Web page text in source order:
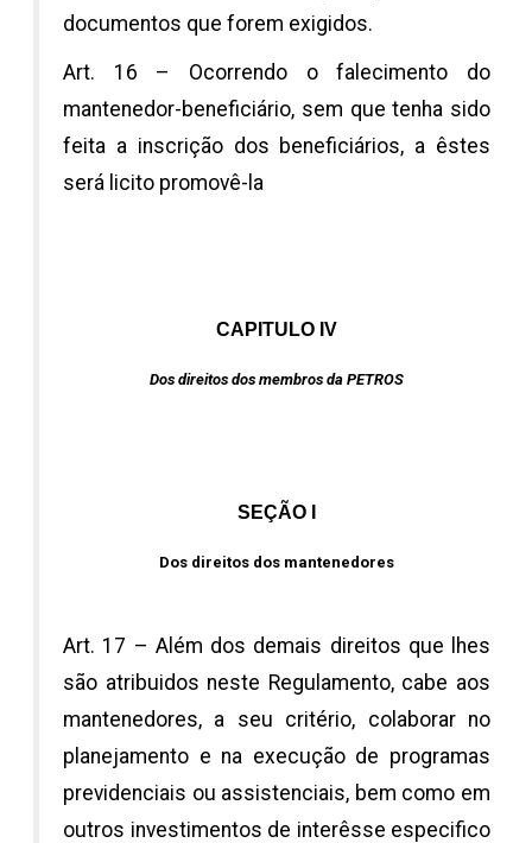
documentos que forem exigidos.
Art. 16 – Ocorrendo o falecimento do
mantenedor-beneficiário, sem que tenha sido
feita a inscrição dos beneficiários, a êstes
será licito promovê-la
CAPITULO IV
Dos direitos dos membros da PETROS
SEÇÃO I
Dos direitos dos mantenedores
Art. 17 – Além dos demais direitos que lhes
são atribuidos neste Regulamento, cabe aos
mantenedores, a seu critério, colaborar no
planejamento e na execução de programas
previdenciais ou assistenciais, bem como em
outros investimentos de interêsse especifico